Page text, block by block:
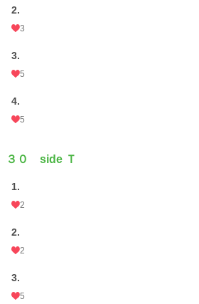
2.
3
3.
5
4.
5
３０ side Ｔ
1.
2
2.
2
3.
5